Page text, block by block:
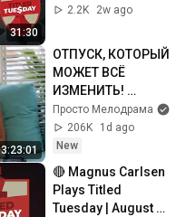
31:30
вторник |
2.2K
2w ago
3:23:01
ОТПУСК, КОТОРЫЙ
МОЖЕТ ВСЁ
ИЗМЕНИТЬ!
Курортный роман.
Все серии
Просто Мелодрама
206K
1d ago
New
🔴 Magnus Carlsen
Plays Titled
Tuesday | August 4,